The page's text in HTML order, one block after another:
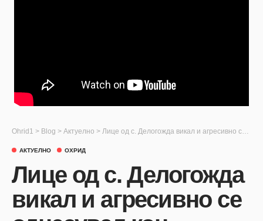
Ohrid1 > Blog > Актуелно > Лице од с. Делогожда викал и агресивно се однесувал кон медицински лица во Општата болница во Струга
АКТУЕЛНО ОХРИД
Лице од с. Делогожда
викал и агресивно се